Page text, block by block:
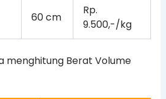
60 cm
Rp.
9.500,-/kg
menghitung Berat Volume